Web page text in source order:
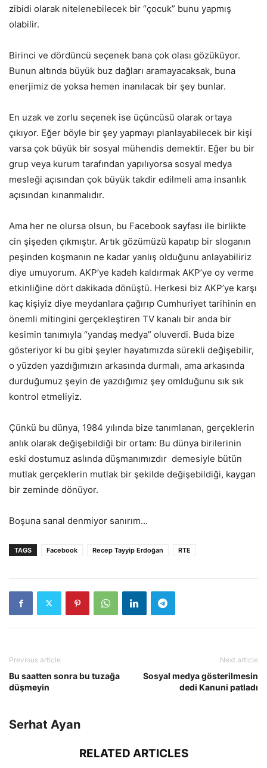
zibidi olarak nitelenebilecek bir “çocuk” bunu yapmış
olabilir.
Birinci ve dördüncü seçenek bana çok olası gözüküyor.
Bunun altında büyük buz dağları aramayacaksak, buna
enerjimiz de yoksa hemen inanılacak bir şey bunlar.
En uzak ve zorlu seçenek ise üçüncüsü olarak ortaya
çıkıyor. Eğer böyle bir şey yapmayı planlayabilecek bir kişi
varsa çok büyük bir sosyal mühendis demektir. Eğer bu bir
grup veya kurum tarafından yapılıyorsa sosyal medya
mesleği açısından çok büyük takdir edilmeli ama insanlık
açısından kınanmalıdır.
Ama her ne olursa olsun, bu Facebook sayfası ile birlikte
cin şişeden çıkmıştır. Artık gözümüzü kapatıp bir sloganın
peşinden koşmanın ne kadar yanlış olduğunu anlayabiliriz
diye umuyorum. AKP’ye kadeh kaldırmak AKP’ye oy verme
etkinliğine dört dakikada dönüştü. Herkesi biz AKP’ye karşı
kaç kişiyiz diye meydanlara çağırıp Cumhuriyet tarihinin en
önemli mitingini gerçekleştiren TV kanalı bir anda bir
kesimin tanımıyla “yandaş medya” oluverdi. Buda bize
gösteriyor ki bu gibi şeyler hayatımızda sürekli değişebilir,
o yüzden yazdığımızın arkasında durmalı, ama arkasında
durduğumuz şeyin de yazdığımız şey omlduğunu sık sık
kontrol etmeliyiz.
Çünkü bu dünya, 1984 yılında bize tanımlanan, gerçeklerin
anlık olarak değişebildiği bir ortam: Bu dünya birilerinin
eski dostumuz aslında düşmanımızdır demesiyle bütün
mutlak gerçeklerin mutlak bir şekilde değişebildiği, kaygan
bir zeminde dönüyor.
Boşuna sanal denmiyor sanırım…
TAGS Facebook Recep Tayyip Erdoğan RTE
Previous article
Bu saatten sonra bu tuzağa
düşmeyin
Next article
Sosyal medya gösterilmesin
dedi Kanuni patladı
Serhat Ayan
RELATED ARTICLES